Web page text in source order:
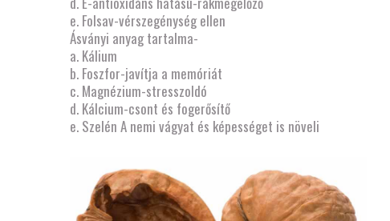
e. Folsav-vérszegénység ellen
Ásványi anyag tartalma-
a. Kálium
b. Foszfor-javítja a memóriát
c. Magnézium-stresszoldó
d. Kálcium-csont és fogerősítő
e. Szelén A nemi vágyat és képességet is növeli